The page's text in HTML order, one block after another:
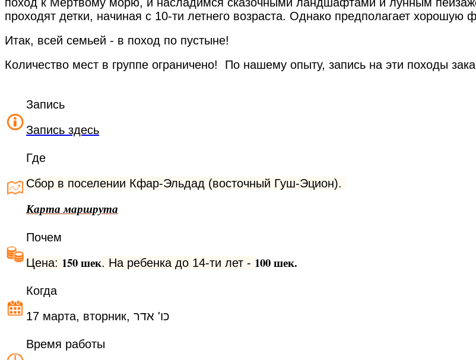
проходят детки, начиная с 10-ти летнего возраста. Однако предполагает хорошую
Итак, всей семьей - в поход по пустыне!
Количество мест в группе ограничено! По нашему опыту, запись на эти походы
Запись
Запись здесь
Где
Сбор в поселении Кфар-Эльдад (восточный Гуш-Эцион).
Карта маршрута
Почем
Цена: 150 шек. На ребенка до 14-ти лет - 100 шек.
Когда
Время работы